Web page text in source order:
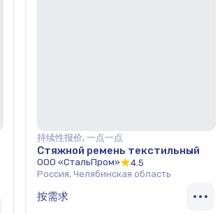
持续性报价, 一点一点
Стяжной ремень текстильный
ООО «СтальПром»
4.5
Россия, Челябинская область
按需求